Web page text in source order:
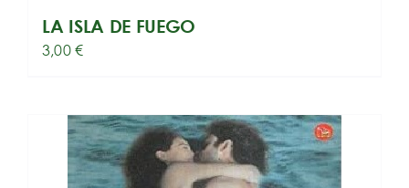
LA ISLA DE FUEGO
3,00€